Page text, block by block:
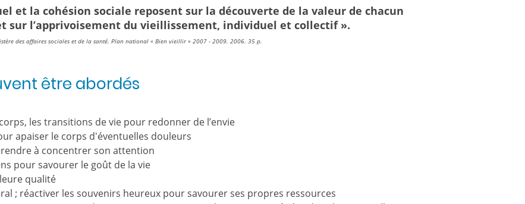
et la cohésion sociale reposent sur la découverte de la valeur de chacun
sur l’apprivoisement du vieillissement, individuel et collectif ».
des affaires sociales et de la santé. Plan national « Bien vieillir » 2007 - 2009. 2006. 35 p.
être abordés
les transitions de vie pour redonner de l’envie
apaiser le corps d'éventuelles douleurs
à concentrer son attention
pour savourer le goût de la vie
qualité
; réactiver les souvenirs heureux pour savourer ses propres ressources